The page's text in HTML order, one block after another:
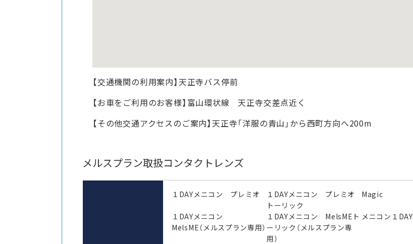
【交通機関の利用案内】天正寺バス停前
【お車をご利用のお客様】富山環状線 天正寺交差点近く
【その他交通アクセスのご案内】天正寺「洋服の青山」から西町方向へ200m
メルスプラン取扱コンタクトレンズ
１DAYメニコン プレミオ
１DAYメニコン プレミオ
トーリック
Magic
１DAYメニコン
MelsME（メルスプラン専用）
１DAYメニコン MelsMEト
ーリック（メルスプラン専
用）
メニコン１DAY